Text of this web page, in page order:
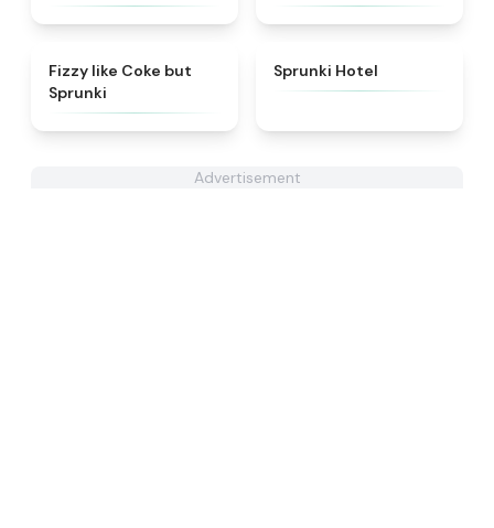
★
Fizzy like Coke but
Sprunki
Sprunki Hotel
Advertisement